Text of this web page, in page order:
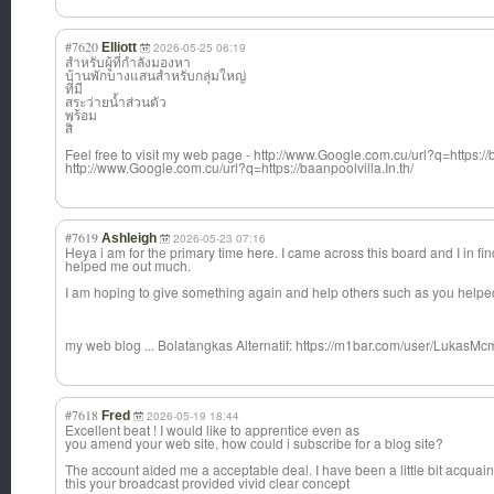
#7620 Elliott 2026-05-25 06:19
สำหรับผู้ที่กำลังมองหา
บ้านพักบางแสนสำหรับกลุ่มใหญ่
ที่มี
สระว่ายน้ำส่วนตัว
พร้อม
สิ่
Feel free to visit my web page - http://www.Google.com.cu/
http://www.Google.com.cu/url?q=https://baanpoolvilla.In.th/
#7619 Ashleigh 2026-05-23 07:16
Heya i am for the primary time here. I came across this board and I in
helped me out much.
I am hoping to give something again and help others such as you
my web blog ... Bolatangkas Alternatif: https://m1bar.com/user/
#7618 Fred 2026-05-19 18:44
Excellent beat ! I would like to apprentice even as
you amend your web site, how could i subscribe for a blog site?
The account aided me a acceptable deal. I have been a little bit
this your broadcast provided vivid clear concept